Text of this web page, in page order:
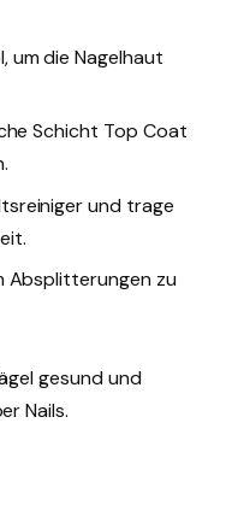
um die Nagelhaut
Schicht Top Coat
und trage
Absplitterungen zu
gesund und
Nails.